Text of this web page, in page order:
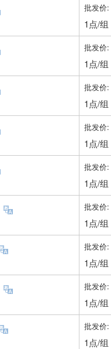
批发价:
1点/组
批发价:
1点/组
批发价:
1点/组
批发价:
1点/组
批发价:
1点/组
批发价:
1点/组
批发价:
1点/组
批发价:
1点/组
批发价:
1点/组